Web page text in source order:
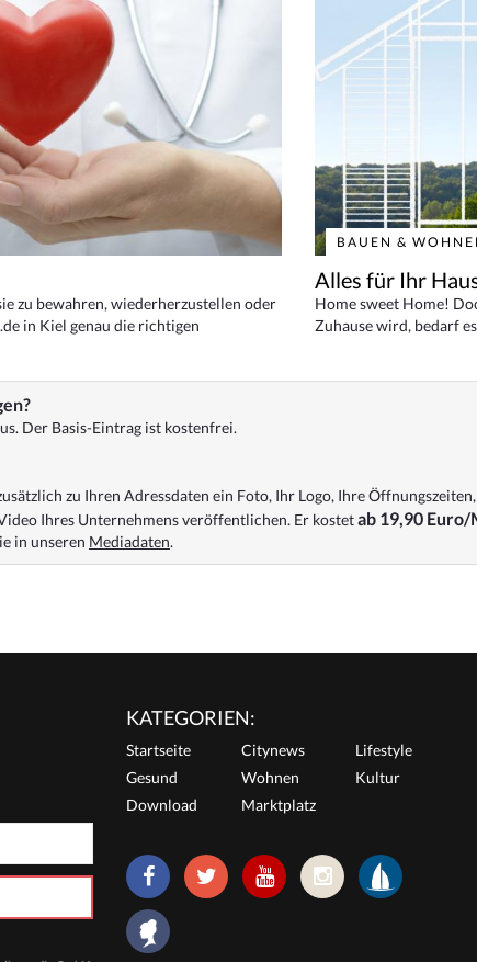
zu bewahren, wiederherzustellen oder
in Kiel genau die richtigen
BAUEN &
Alles für Ihr
Home sweet Home!
Zuhause wird, bedarf
Der Basis-Eintrag ist kostenfrei.
zu Ihren Adressdaten ein Foto, Ihr Logo, Ihre
Ihres Unternehmens veröffentlichen. Er kostetab 19,90
in unseren Mediadaten.
KATEGORIEN:
Startseite Citynews
Lifestyle
Gesund
Wohnen
Kultur
Download
Marktplatz